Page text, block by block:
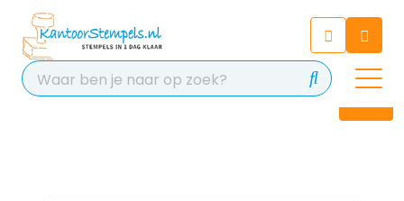
Chat 24/7 met onze chatbot
voor hulp
Contact